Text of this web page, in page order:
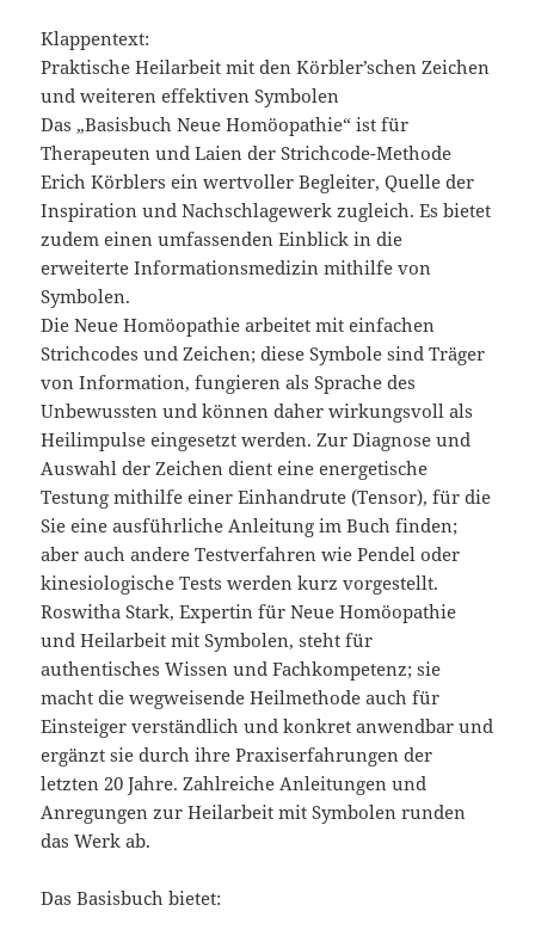
Klappentext:
Praktische Heilarbeit mit den Körbler’schen Zeichen
und weiteren effektiven Symbolen
Das „Basisbuch Neue Homöopathie“ ist für
Therapeuten und Laien der Strichcode-Methode
Erich Körblers ein wertvoller Begleiter, Quelle der
Inspiration und Nachschlagewerk zugleich. Es bietet
zudem einen umfassenden Einblick in die
erweiterte Informationsmedizin mithilfe von
Symbolen.
Die Neue Homöopathie arbeitet mit einfachen
Strichcodes und Zeichen; diese Symbole sind Träger
von Information, fungieren als Sprache des
Unbewussten und können daher wirkungsvoll als
Heilimpulse eingesetzt werden. Zur Diagnose und
Auswahl der Zeichen dient eine energetische
Testung mithilfe einer Einhandrute (Tensor), für die
Sie eine ausführliche Anleitung im Buch finden;
aber auch andere Testverfahren wie Pendel oder
kinesiologische Tests werden kurz vorgestellt.
Roswitha Stark, Expertin für Neue Homöopathie
und Heilarbeit mit Symbolen, steht für
authentisches Wissen und Fachkompetenz; sie
macht die wegweisende Heilmethode auch für
Einsteiger verständlich und konkret anwendbar und
ergänzt sie durch ihre Praxiserfahrungen der
letzten 20 Jahre. Zahlreiche Anleitungen und
Anregungen zur Heilarbeit mit Symbolen runden
das Werk ab.
Das Basisbuch bietet: